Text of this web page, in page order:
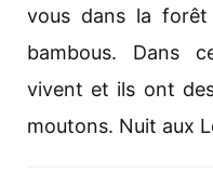
vous dans la
bambous. Dans
vivent et ils ont
moutons. Nuit aux